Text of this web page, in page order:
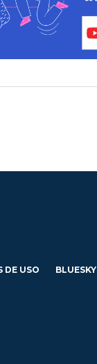
DE USO BLUESKY